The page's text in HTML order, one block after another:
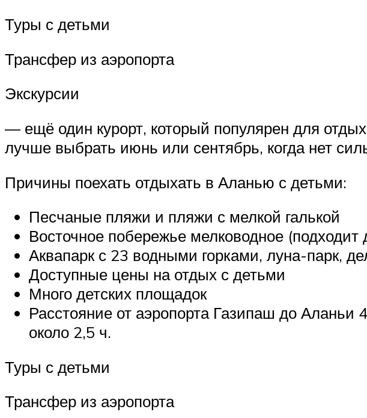
Туры с детьми
Трансфер из аэропорта
Экскурсии
— ещё один курорт, который популярен для
лучше выбрать июнь или сентябрь, когда нет
Причины поехать отдыхать в Аланью с детьми:
Песчаные пляжи и пляжи с мелкой галькой
Восточное побережье мелководное
Аквапарк с 23 водными горками, луна-парк,
Доступные цены на отдых с детьми
Много детских площадок
Расстояние от аэропорта Газипаш до
около 2,5 ч.
Туры с детьми
Трансфер из аэропорта